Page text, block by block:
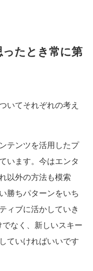
たとき常に第
てそれぞれの考え
テンツを活用したプ
います。今はエンタ
以外の方法も模索
勝ちパターンをいち
ィブに活かしていき
なく、新しいスキー
ていければいいです